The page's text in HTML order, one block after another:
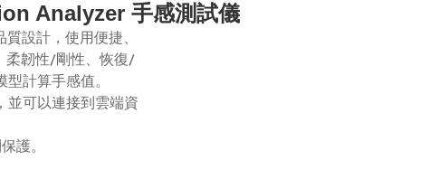
Analyzer 手感測試儀
設計， 使用便捷、
柔韌性/剛性、恢復/
計算手感值。
並可以連接到雲端資
護。